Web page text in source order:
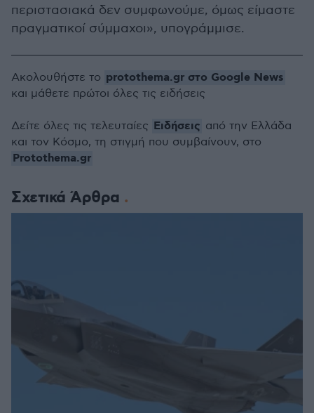
περιστασιακά δεν συμφωνούμε, όμως είμαστε
πραγματικοί σύμμαχοι», υπογράμμισε.
Σχετικά Άρθρα
Ακολουθήστε το protothema.gr στο Google News
και μάθετε πρώτοι όλες τις ειδήσεις
Δείτε όλες τις τελευταίες Ειδήσεις από την Ελλάδα
και τον Κόσμο, τη στιγμή που συμβαίνουν, στο
Protothema.gr